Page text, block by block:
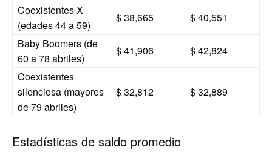
Coexistentes X
(edades 44 a 59)
$ 38,665
$ 40,551
Baby Boomers (de
60 a 78 abriles)
$ 41,906
$ 42,824
Coexistentes
silenciosa (mayores
de 79 abriles)
$ 32,812 $ 32,889
Estadísticas de saldo promedio